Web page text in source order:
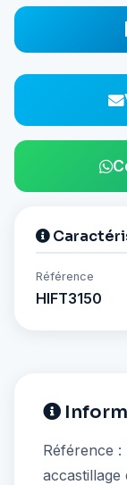
Référence
HIFT3150
Référence
accastillage